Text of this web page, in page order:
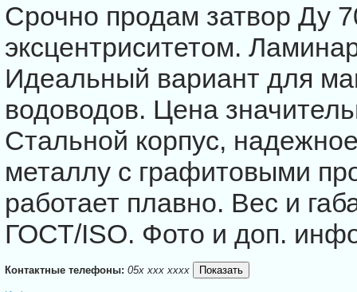
Срочно продам затвор Ду
эксцентриситетом.
Идеальный вариант для
водоводoв. Цена
Стальной корпус,
металлу с графитовыми
работает плавно. Вес и
ГОСТ/ISO. Фото и доп.
Контактные телефоны: 05x xxx xxxx